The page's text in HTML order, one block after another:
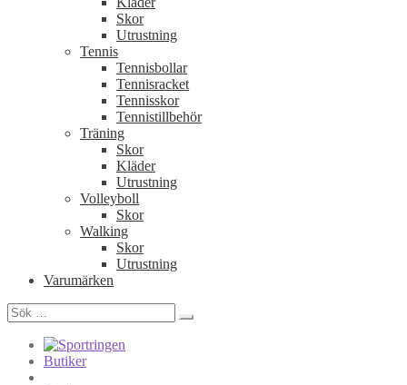
Skor
Utrustning
Tennis
Tennisbollar
Tennisracket
Tennisskor
Tennistillbehör
Träning
Skor
Kläder
Utrustning
Volleyboll
Skor
Walking
Skor
Utrustning
Varumärken
Sök
efter:
Butiker